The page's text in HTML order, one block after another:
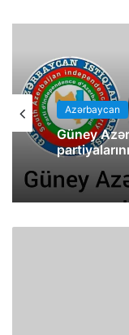
Azərbaycan
Güney